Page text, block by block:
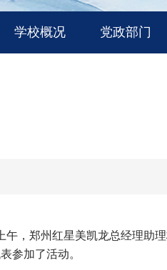
学校概况 党政部门
午，郑州红星美凯龙总经理助
参加了活动。